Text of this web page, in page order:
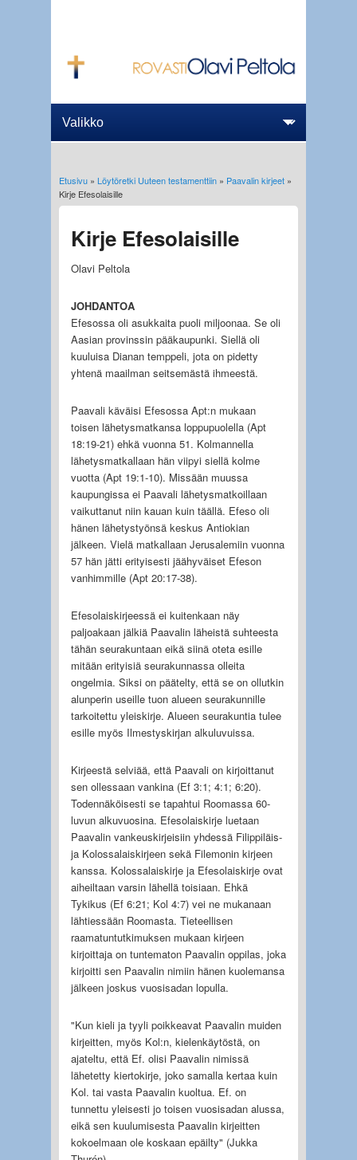
Olet täällä
Etusivu» Löytöretki Uuteen testamenttiin» Paavalin kirjeet»
Kirje Efesolaisille
Kirje Efesolaisille
Olavi Peltola
JOHDANTOA
Efesossa oli asukkaita puoli miljoonaa. Se oli
Aasian provinssin pääkaupunki. Siellä oli
kuuluisa Dianan temppeli, jota on pidetty
yhtenä maailman seitsemästä ihmeestä.
Paavali käväisi Efesossa Apt:n mukaan
toisen lähetysmatkansa loppupuolella (Apt
18:19-21) ehkä vuonna 51. Kolmannella
lähetysmatkallaan hän viipyi siellä kolme
vuotta (Apt 19:1-10). Missään muussa
kaupungissa ei Paavali lähetysmatkoillaan
vaikuttanut niin kauan kuin täällä. Efeso oli
hänen lähetystyönsä keskus Antiokian
jälkeen. Vielä matkallaan Jerusalemiin vuonna
57 hän jätti erityisesti jäähyväiset Efeson
vanhimmille (Apt 20:17-38).
Efesolaiskirjeessä ei kuitenkaan näy
paljoakaan jälkiä Paavalin läheistä suhteesta
tähän seurakuntaan eikä siinä oteta esille
mitään erityisiä seurakunnassa olleita
ongelmia. Siksi on päätelty, että se on ollutkin
alunperin useille tuon alueen seurakunnille
tarkoitettu yleiskirje. Alueen seurakuntia tulee
esille myös Ilmestyskirjan alkuluvuissa.
Kirjeestä selviää, että Paavali on kirjoittanut
sen ollessaan vankina (Ef 3:1; 4:1; 6:20).
Todennäköisesti se tapahtui Roomassa 60-
luvun alkuvuosina. Efesolaiskirje luetaan
Paavalin vankeuskirjeisiin yhdessä Filippiläis-
ja Kolossalaiskirjeen sekä Filemonin kirjeen
kanssa. Kolossalaiskirje ja Efesolaiskirje ovat
aiheiltaan varsin lähellä toisiaan. Ehkä
Tykikus (Ef 6:21; Kol 4:7) vei ne mukanaan
lähtiessään Roomasta. Tieteellisen
raamatuntutkimuksen mukaan kirjeen
kirjoittaja on tuntematon Paavalin oppilas, joka
kirjoitti sen Paavalin nimiin hänen kuolemansa
jälkeen joskus vuosisadan lopulla.
"Kun kieli ja tyyli poikkeavat Paavalin muiden
kirjeitten, myös Kol:n, kielenkäytöstä, on
ajateltu, että Ef. olisi Paavalin nimissä
lähetetty kiertokirje, joko samalla kertaa kuin
Kol. tai vasta Paavalin kuoltua. Ef. on
tunnettu yleisesti jo toisen vuosisadan alussa,
eikä sen kuulumisesta Paavalin kirjeitten
kokoelmaan ole koskaan epäilty" (Jukka